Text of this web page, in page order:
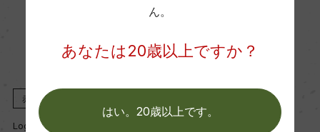
醗酵・熟成
熟成：ステンレスタンク
赤
Logan Wines
ん。
あなたは20歳以上ですか？
はい。20歳以上です。